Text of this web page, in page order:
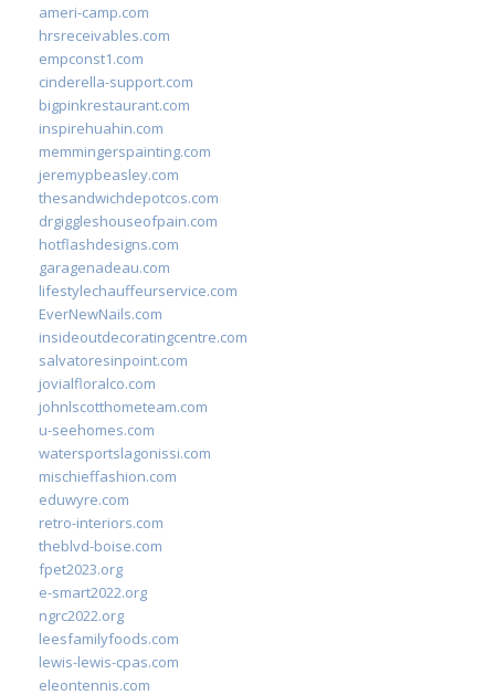
ameri-camp.com
hrsreceivables.com
empconst1.com
cinderella-support.com
bigpinkrestaurant.com
inspirehuahin.com
memmingerspainting.com
jeremypbeasley.com
thesandwichdepotcos.com
drgiggleshouseofpain.com
hotflashdesigns.com
garagenadeau.com
lifestylechauffeurservice.com
EverNewNails.com
insideoutdecoratingcentre.com
salvatoresinpoint.com
jovialfloralco.com
johnlscotthometeam.com
u-seehomes.com
watersportslagonissi.com
mischieffashion.com
eduwyre.com
retro-interiors.com
theblvd-boise.com
fpet2023.org
e-smart2022.org
ngrc2022.org
leesfamilyfoods.com
lewis-lewis-cpas.com
eleontennis.com